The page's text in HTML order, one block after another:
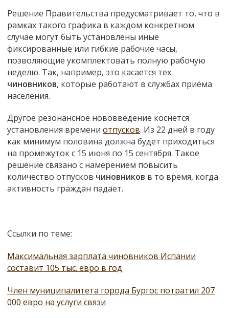
Решение Правительства предусматривает то, что в
рамках такого графика в каждом конкретном
случае могут быть установлены иные
фиксированные или гибкие рабочие часы,
позволяющие укомплектовать полную рабочую
неделю. Так, например, это касается тех
чиновников, которые работают в службах приёма
населения.
Другое резонансное нововведение коснётся
установления времени отпусков. Из 22 дней в году
как минимум половина должна будет приходиться
на промежуток с 15 июня по 15 сентября. Такое
решение связано с намерением повысить
количество отпусков чиновников в то время, когда
активность граждан падает.
Ссылки по теме:
Максимальная зарплата чиновников Испании
составит 105 тыс. евро в год
Член муниципалитета города Бургос потратил 207
000 евро на услуги связи